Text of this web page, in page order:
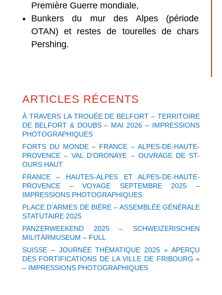
Première Guerre mondiale,
Bunkers du mur des Alpes (période
OTAN) et restes de tourelles de chars
Pershing.
ARTICLES RÉCENTS
À TRAVERS LA TROUÉE DE BELFORT – TERRITOIRE
DE BELFORT & DOUBS – MAI 2026 – IMPRESSIONS
PHOTOGRAPHIQUES
FORTS DU MONDE – FRANCE – ALPES-DE-HAUTE-
PROVENCE – VAL D’ORONAYE – OUVRAGE DE ST-
OURS HAUT
FRANCE – HAUTES-ALPES ET ALPES-DE-HAUTE-
PROVENCE – VOYAGE SEPTEMBRE 2025 –
IMPRESSIONS PHOTOGRAPHIQUES
PLACE D’ARMES DE BIÈRE – ASSEMBLÉE GÉNÉRALE
STATUTAIRE 2025
PANZERWEEKEND 2025 – SCHWEIZERISCHEN
MILITÄRMUSEUM – FULL
SUISSE – JOURNÉE THÉMATIQUE 2025 « APERÇU
DES FORTIFICATIONS DE LA VILLE DE FRIBOURG »
– IMPRESSIONS PHOTOGRAPHIQUES